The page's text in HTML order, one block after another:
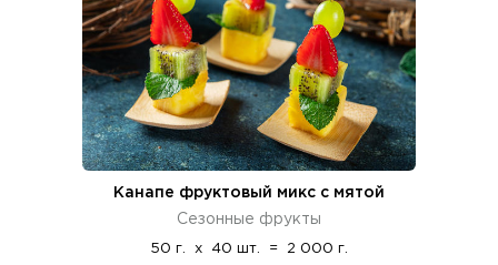
Канапе фруктовый микс с мятой
Сезонные фрукты
50 г. x 40 шт. = 2 000 г.